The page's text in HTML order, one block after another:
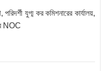
যুগ্ম কর কমিশনারের কার্যালয়,
NOC